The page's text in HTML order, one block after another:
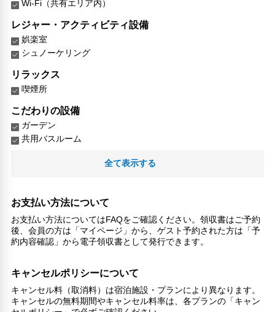
Wi-Fi（共有エリア内）
レジャー・アクティビティ設備
娯楽室
シュノーケリング
リラックス
喫煙所
こだわりの設備
ガーデン
共用バスルーム
館内施設・便利なサービス
対応言語
英語
日本語
ドイツ語
その他サービス
共用ラウンジ/TVエリア
セーフティボックス（フロント）
全て表示する
お支払い方法について
お支払い方法についてはFAQをご確認ください。領収書はご予約
後、会員の方は「マイページ」から、ゲスト予約された方は「予
約内容確認」から電子領収書として発行できます。
キャンセルポリシーについて
キャンセル料（取消料）は宿泊施設・プランにより異なります。
キャンセルの無料期間やキャンセル料率は、各プランの「キャン